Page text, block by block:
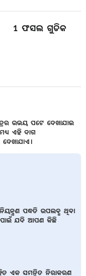
1 ଫସଲ ଗୁଡିକ
ଉଭୟ ପଟେ ଦେଖାଯାଇ
ଏହି ଦାଗ
ପଦ୍ଧତି ଉପଲବ୍ଧ ଥିବା
ପାଇଁ ଯଦି ଆପଣ କିଛି
ଏକ ସମନ୍ଵିତ ନିରାକରଣ